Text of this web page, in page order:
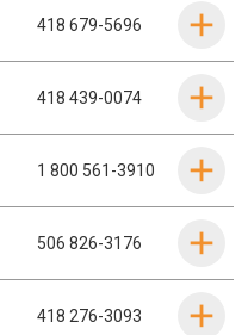
418 679-5696
418 439-0074
1 800 561-3910
506 826-3176
418 276-3093